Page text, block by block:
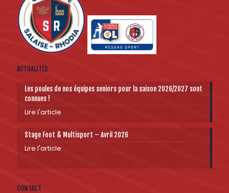
ACTUALITÉS
Les poules de nos équipes seniors pour la saison 2026/2027 sont
connues !
Lire l'article
Stage Foot & Multisport – Avril 2026
Lire l'article
CONTACT